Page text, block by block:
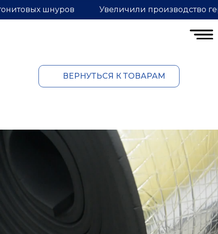
Увеличили производство
шнуров
ВЕРНУТЬСЯ К ТОВАРАМ